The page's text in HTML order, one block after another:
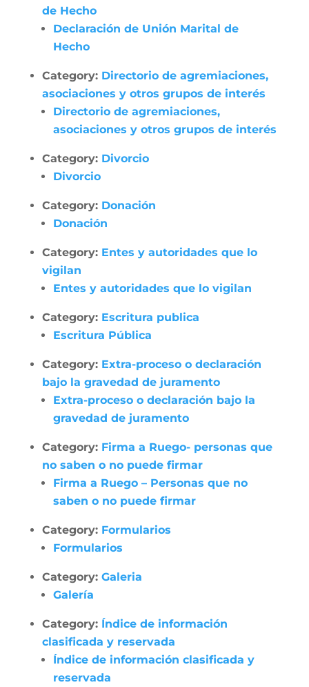
de Hecho
Declaración de Unión Marital de
Hecho
Category: Directorio de agremiaciones,
asociaciones y otros grupos de interés
Directorio de agremiaciones,
asociaciones y otros grupos de interés
Category: Divorcio
Divorcio
Category: Donación
Donación
Category: Entes y autoridades que lo
vigilan
Entes y autoridades que lo vigilan
Category: Escritura publica
Escritura Pública
Category: Extra-proceso o declaración
bajo la gravedad de juramento
Extra-proceso o declaración bajo la
gravedad de juramento
Category: Firma a Ruego- personas que
no saben o no puede firmar
Firma a Ruego – Personas que no
saben o no puede firmar
Category: Formularios
Formularios
Category: Galeria
Galería
Category: Índice de información
clasificada y reservada
Índice de información clasificada y
reservada